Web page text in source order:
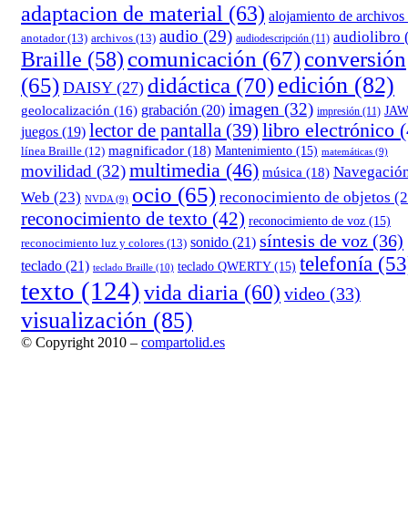
adaptacion de material (63) alojamiento de archivos
anotador(13) archivos (13) audio (29) audiodescripción (11) audiolibro
Braille (58) comunicación (67)conversión
(65) DAISY(27) didáctica (70)edición (82)
geolocalización (16) grabación (20) imagen (32) impresión (11)
juegos (19) lector de pantalla (39) libro electrónico
línea Braille (12) magnificador (18) Mantenimiento (15) matemáticas (9)
movilidad (32)multimedia (46) música (18)
Web (23) NVDA(9) ocio (65) reconocimiento de objetos
reconocimiento de texto (42) reconocimiento de voz (15)
reconocimiento luz y colores (13) sonido (21) síntesis de voz (36)
teclado (21) teclado Braille (10) teclado QWERTY(15) telefonía
texto (124)vida diaria (60) video (33)
visualización (85)
© Copyright 2010 – compartolid.es